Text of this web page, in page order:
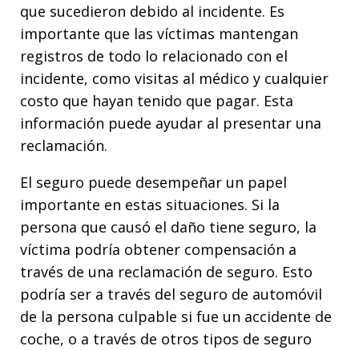
que sucedieron debido al incidente. Es
importante que las víctimas mantengan
registros de todo lo relacionado con el
incidente, como visitas al médico y cualquier
costo que hayan tenido que pagar. Esta
información puede ayudar al presentar una
reclamación.
El seguro puede desempeñar un papel
importante en estas situaciones. Si la
persona que causó el daño tiene seguro, la
víctima podría obtener compensación a
través de una reclamación de seguro. Esto
podría ser a través del seguro de automóvil
de la persona culpable si fue un accidente de
coche, o a través de otros tipos de seguro